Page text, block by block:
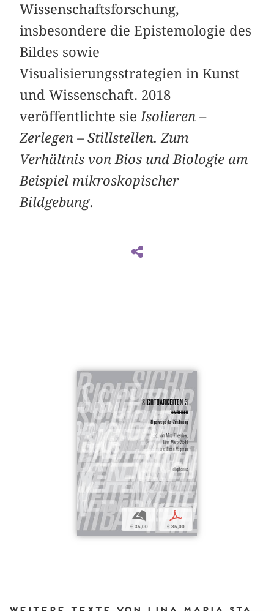
Wissenschaftsforschung,
insbesondere die Epistemologie des
Bildes sowie
Visualisierungsstrategien in Kunst
und ­Wissenschaft. 2018
veröffentlichte sie Isolieren –
Zerlegen – Stillstellen. Zum
Verhältnis von Bios und Biologie am
Beispiel mikroskopischer
Bildgebung.
b
€ 35,00
p
€ 35,00